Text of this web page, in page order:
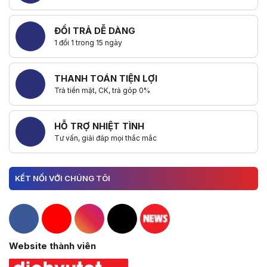
ĐỔI TRẢ DỄ DÀNG
1 đổi 1 trong 15 ngày
THANH TOÁN TIỆN LỢI
Trả tiền mặt, CK, trả góp 0%
HỖ TRỢ NHIỆT TÌNH
Tư vấn, giải đáp mọi thắc mắc
KẾT NỐI VỚI CHÚNG TÔI
Hacom Facebook
Hacom YouTube
Hacom Instagram
Hacom TikTok
Website thành viên